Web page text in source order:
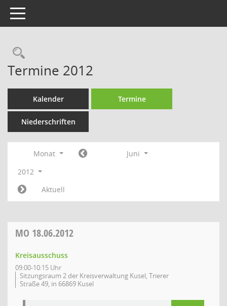
Toggle navigation
Rechercheauswahl
Termine 2012
Kalender Termine
Niederschriften
Monat
Juni
2012
Aktuell
MO 18.06.2012
Kreisausschuss
09:00-10:15 Uhr
Sitzungsraum 2 der Kreisverwaltung Kusel, Trierer
Straße 49, in 66869 Kusel